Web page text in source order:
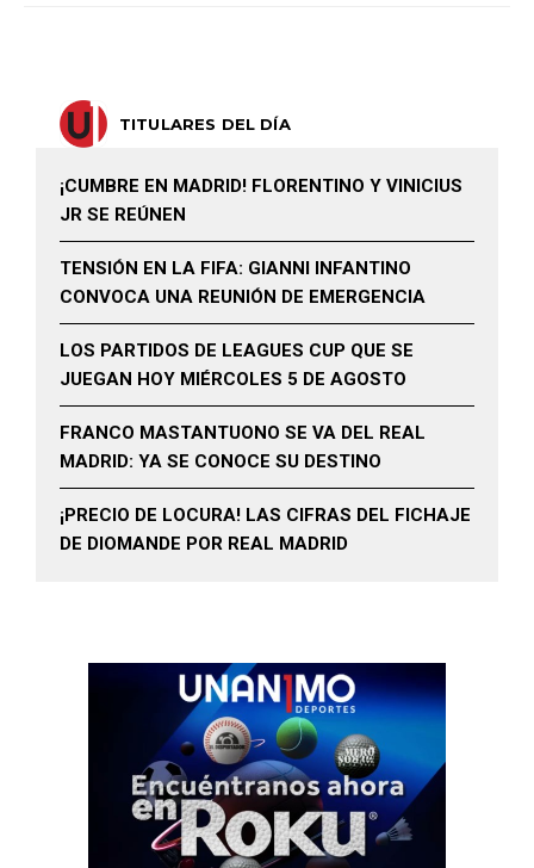
TITULARES DEL DÍA
¡CUMBRE EN MADRID! FLORENTINO Y VINICIUS
JR SE REÚNEN
TENSIÓN EN LA FIFA: GIANNI INFANTINO
CONVOCA UNA REUNIÓN DE EMERGENCIA
LOS PARTIDOS DE LEAGUES CUP QUE SE
JUEGAN HOY MIÉRCOLES 5 DE AGOSTO
FRANCO MASTANTUONO SE VA DEL REAL
MADRID: YA SE CONOCE SU DESTINO
¡PRECIO DE LOCURA! LAS CIFRAS DEL FICHAJE
DE DIOMANDE POR REAL MADRID